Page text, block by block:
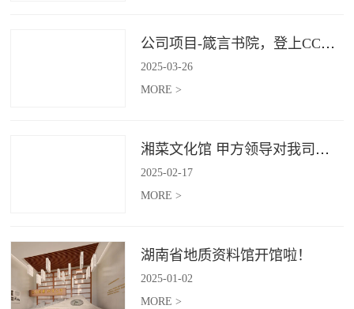
公司项目-箴言书院，登上CCTV4《记住乡愁》
2025-03-26
MORE >
湘菜文化馆 甲方领导对我司授牌
2025-02-17
MORE >
湖南省地质资料馆开馆啦！
2025-01 -02
MORE >